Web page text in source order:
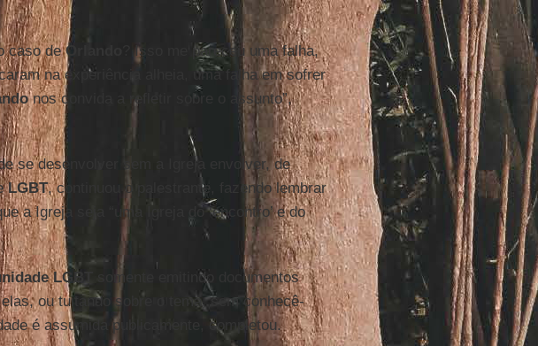
caso deOrlando
? Isso me pareceu uma falha,
na experiência alheia, uma falha em sofrer
nos convida a refletir sobre o assunto”,
se desenvolver sem a Igreja envolver, de
LGBT, continuou o palestrante, fazendo lembrar
a Igreja seja “uma Igreja do ‘encontro’ e do
LGBT
somente emitindo documentos
ou tuitando sobre o tema, sem conhecê-
é assumida publicamente, completou.